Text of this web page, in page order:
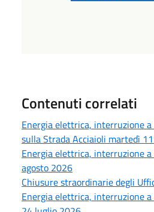
Contenuti correlati
Energia elettrica, interruzione a
sulla Strada Acciaioli martedì
Energia elettrica, interruzione
agosto 2026
Chiusure straordinarie degli
Energia elettrica, interruzione a